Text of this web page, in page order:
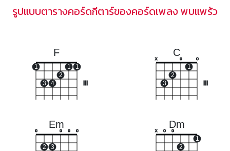
รูปแบบตารางคอร์ดกีตาร์ของคอร์ดเพลง พบแพร้ว
F
1
3 4
2
1 1
C
x
3
2
o
1
o
Em
o
2 3
o o o
Dm
x o o
2
1